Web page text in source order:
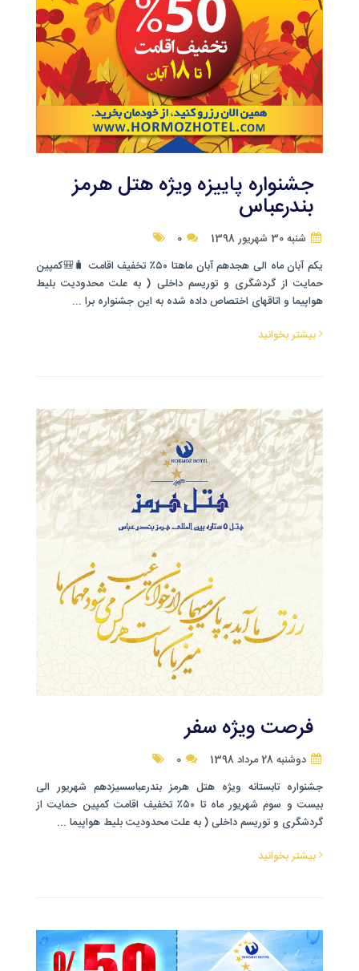
جشنواره پاییزه ویژه هتل هرمز
بندرعباس
شنبه 30 شهریور 1398
یکم آبان ماه الی هجدهم آبان ماهتا ۵۰٪ تخفیف اقامت 🧳🎒کمپین
حمایت از گردشگری و توریسم داخلی ( به علت محدودیت بلیط
هواپیما و اتاقهای اختصاص داده شده به این جشنواره برا ...
بیشتر بخوانید
فرصت ویژه سفر
دوشنبه 28 مرداد 1398
جشنواره تابستانه ویژه هتل هرمز بندرعباسسیزدهم شهریور الی
بیست و سوم شهریور ماه تا ۵۰٪ تخفیف اقامت کمپین حمایت از
گردشگری و توریسم داخلی ( به علت محدودیت بلیط هواپیما ...
بیشتر بخوانید